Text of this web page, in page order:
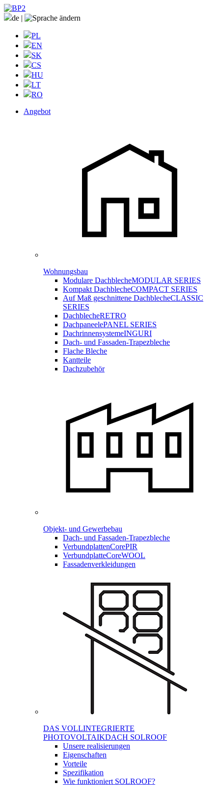
de |
PL
EN
SK
CS
HU
LT
RO
Angebot
Wohnungsbau
Modulare DachblecheMODULAR SERIES
Kompakt DachblecheCOMPACT SERIES
Auf Maß geschnittene DachblecheCLASSIC
SERIES
DachblecheRETRO
DachpaneelePANEL SERIES
DachrinnensystemeINGURI
Dach- und Fassaden-Trapezbleche
Flache Bleche
Kantteile
Dachzubehör
Objekt- und Gewerbebau
Dach- und Fassaden-Trapezbleche
VerbundplattenCorePIR
VerbundplatteCoreWOOL
Fassadenverkleidungen
DAS VOLLINTEGRIERTE
PHOTOVOLTAIKDACH SOLROOF
Unsere realisierungen
Eigenschaften
Vorteile
Spezifikation
Wie funktioniert SOLROOF?